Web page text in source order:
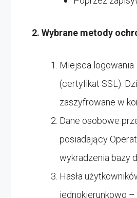
2. Wybrane metody
Miejsca
(certyfikat SSL).
zaszyfrowane w
Dane osobowe
posiadający
wykradzenia bazy
Hasła
jednokierunkowo